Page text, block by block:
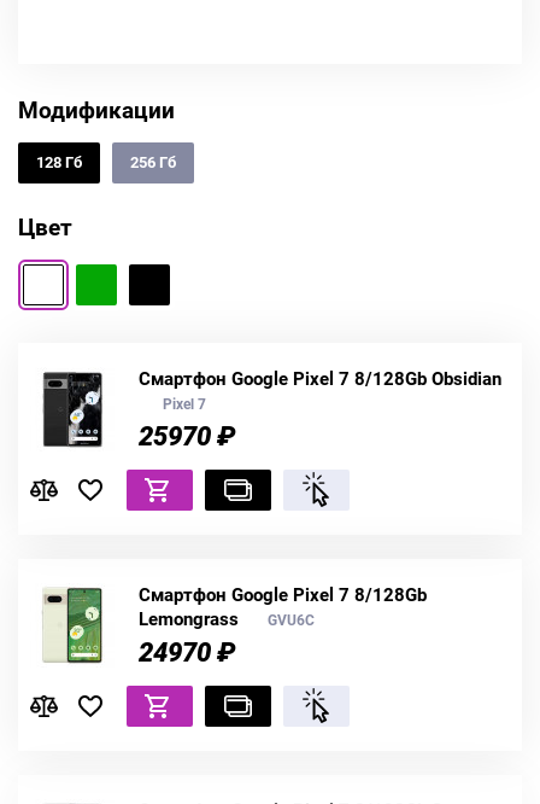
Модификации
128 Гб 256 Гб
Цвет
Смартфон Google Pixel 7 8/128Gb Obsidian
Pixel 7
25970 ₽
Смартфон Google Pixel 7 8/128Gb
Lemongrass
GVU6C
24970 ₽